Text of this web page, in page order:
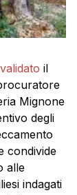
il
Mignone
degli
condivide
alle
indagati